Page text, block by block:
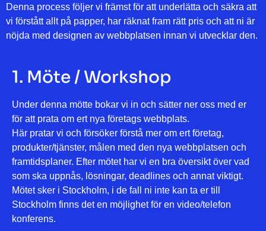
Denna process följer vi främst för att underlätta och säkra att
vi förstått allt på papper, har räknat fram rätt pris och att ni är
nöjda med designen av webbplatsen innan vi utvecklar den.
1. Möte / Workshop
Under denna mötte bokar vi in och sätter ner oss med er
för att prata om ert nya företags webbplats.
Här pratar vi och försöker förstå mer om ert företag,
produkter/tjänster, målen med den nya webbplatsen och
framtidsplaner. Efter mötet har vi en bra översikt över vad
som ska uppnås, lösningar, deadlines och annat viktigt.
Mötet sker i Stockholm, i de fall ni inte kan ta er till
Stockholm finns det en möjlighet för en video/telefon
konferens.